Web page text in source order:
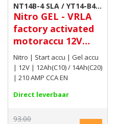
NT14B-4 SLA / YT14-B4
GEL
Nitro GEL - VRLA
factory activated
motoraccu 12V
12Ah(C10) /
14Ah(C20) 210 AMP
CCA EN
Nitro | Start accu | Gel accu
| 12V | 12Ah(C10) / 14Ah(C20)
| 210 AMP CCA EN
Direct leverbaar
93.00